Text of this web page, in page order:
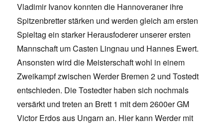
Vladimir Ivanov konnten die Hannoveraner ihre
Spitzenbretter stärken und werden gleich am ersten
Spieltag ein starker Herausfoderer unserer ersten
Mannschaft um Casten Lingnau und Hannes Ewert.
Ansonsten wird die Meisterschaft wohl in einem
Zweikampf zwischen Werder Bremen 2 und Tostedt
entschieden. Die Tostedter haben sich nochmals
versärkt und treten an Brett 1 mit dem 2600er GM
Victor Erdos aus Ungarn an. Hier kann Werder mit